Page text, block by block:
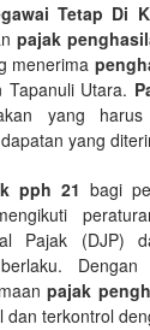
Tetap Di
pajak
menerima
Tapanuli Utara.
yang
yang
pph 21 bagi
Pajak (DJP)
pajak
dan terkontrol